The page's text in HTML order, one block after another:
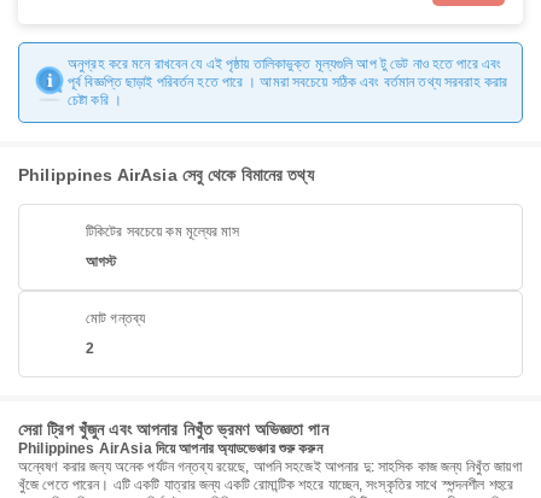
অনুগ্রহ করে মনে রাখবেন যে এই পৃষ্ঠায় তালিকাভুক্ত মূল্যগুলি আপ টু ডেট নাও হতে পারে এবং
পূর্ব বিজ্ঞপ্তি ছাড়াই পরিবর্তন হতে পারে । আমরা সবচেয়ে সঠিক এবং বর্তমান তথ্য সরবরাহ করার
চেষ্টা করি ।
Philippines AirAsia সেবু থেকে বিমানের তথ্য
টিকিটের সবচেয়ে কম মূল্যের মাস
আগস্ট
মোট গন্তব্য
2
সেরা ট্রিপ খুঁজুন এবং আপনার নিখুঁত ভ্রমণ অভিজ্ঞতা পান
Philippines AirAsia দিয়ে আপনার অ্যাডভেঞ্চার শুরু করুন
অন্বেষণ করার জন্য অনেক পর্যটন গন্তব্য রয়েছে, আপনি সহজেই আপনার দু: সাহসিক কাজ জন্য নিখুঁত জায়গা
খুঁজে পেতে পারেন। এটি একটি যাত্রার জন্য একটি রোমান্টিক শহরে যাচ্ছেন, সংস্কৃতির সাথে স্পন্দনশীল শহুরে